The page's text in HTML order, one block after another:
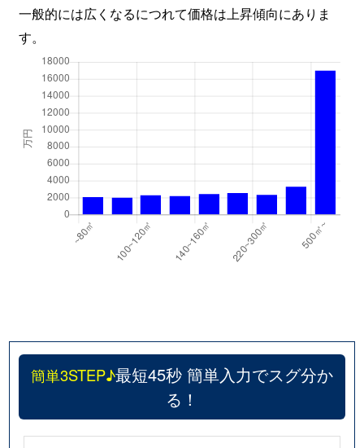
一般的には広くなるにつれて価格は上昇傾向にありま
す。
簡単3STEP♪最短45秒 簡単入力でスグ分か
る！